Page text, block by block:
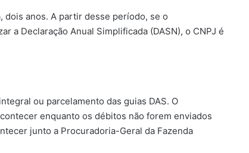
dois anos. A partir desse período, se o
a Declaração Anual Simplificada (DASN), o CNPJ é
ou parcelamento das guias DAS. O
enquanto os débitos não forem enviados
junto a Procuradoria-Geral da Fazenda